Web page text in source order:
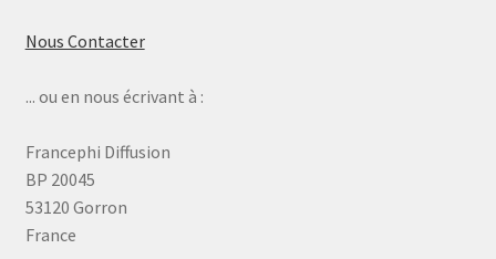
Nous Contacter
... ou en nous écrivant à :
Francephi Diffusion
BP 20045
53120 Gorron
France